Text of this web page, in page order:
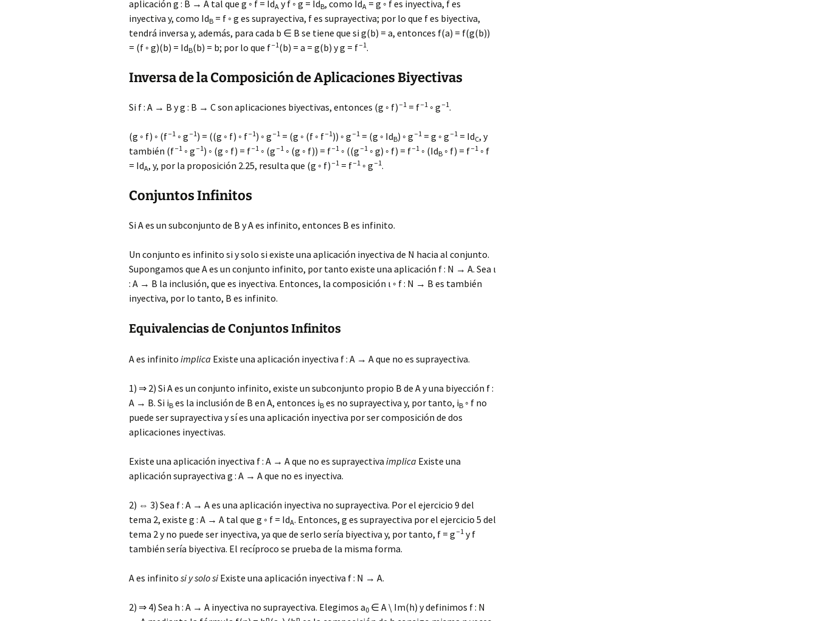
aplicación g : B → A tal que g ◦ f = IdA y f ◦ g = IdB, como IdA = g ◦ f es inyectiva, f es
inyectiva y, como IdB = f ◦ g es suprayectiva, f es suprayectiva; por lo que f es biyectiva,
tendrá inversa y, además, para cada b ∈ B se tiene que si g(b) = a, entonces f(a) = f(g(b))
= (f ◦ g)(b) = IdB(b) = b; por lo que f−1(b) = a = g(b) y g = f−1.
Inversa de la Composición de Aplicaciones Biyectivas
Si f : A → B y g : B → C son aplicaciones biyectivas, entonces (g ◦ f) −1 = f−1 ◦ g −1.
(g ◦ f) ◦ (f−1 ◦ g −1) = ((g ◦ f) ◦ f−1) ◦ g −1 = (g ◦ (f ◦ f−1)) ◦ g −1 = (g ◦ IdB) ◦ g −1 = g ◦ g −1 = IdC, y
también (f−1 ◦ g −1) ◦ (g ◦ f) = f−1 ◦ (g −1 ◦ (g ◦ f)) = f−1 ◦ ((g −1 ◦ g) ◦ f) = f−1 ◦ (IdB ◦ f) = f−1 ◦ f
= IdA, y, por la proposición 2.25, resulta que (g ◦ f) −1 = f−1 ◦ g −1.
Conjuntos Infinitos
Si A es un subconjunto de B y A es infinito, entonces B es infinito.
Un conjunto es infinito si y solo si existe una aplicación inyectiva de N hacia al conjunto.
Supongamos que A es un conjunto infinito, por tanto existe una aplicación f : N → A. Sea ι
: A → B la inclusión, que es inyectiva. Entonces, la composición ι ◦ f : N → B es también
inyectiva, por lo tanto, B es infinito.
Equivalencias de Conjuntos Infinitos
A es infinito implica Existe una aplicación inyectiva f : A → A que no es suprayectiva.
1) ⇒ 2) Si A es un conjunto infinito, existe un subconjunto propio B de A y una biyección f :
A → B. Si iB es la inclusión de B en A, entonces iB es no suprayectiva y, por tanto, iB ◦ f no
puede ser suprayectiva y sí es una aplicación inyectiva por ser composición de dos
aplicaciones inyectivas.
Existe una aplicación inyectiva f : A → A que no es suprayectiva implica Existe una
aplicación suprayectiva g : A → A que no es inyectiva.
2) ⇔ 3) Sea f : A → A es una aplicación inyectiva no suprayectiva. Por el ejercicio 9 del
tema 2, existe g : A → A tal que g ◦ f = IdA. Entonces, g es suprayectiva por el ejercicio 5 del
tema 2 y no puede ser inyectiva, ya que de serlo sería biyectiva y, por tanto, f = g −1 y f
también sería biyectiva. El recíproco se prueba de la misma forma.
A es infinito si y solo si Existe una aplicación inyectiva f : N → A.
2) ⇒ 4) Sea h : A → A inyectiva no suprayectiva. Elegimos a0 ∈ A \ Im(h) y definimos f : N
n n